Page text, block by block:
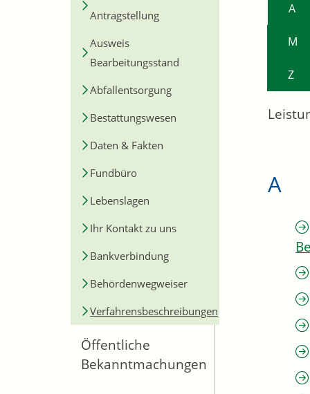
Antragstellung
Ausweis
Bearbeitungsstand
Abfallentsorgung
Bestattungswesen
Daten & Fakten
Fundbüro
Lebenslagen
Ihr Kontakt zu uns
Bankverbindung
Behördenwegweiser
Verfahrensbeschreibungen
Öffentliche
Bekanntmachungen
A
M
Z
A